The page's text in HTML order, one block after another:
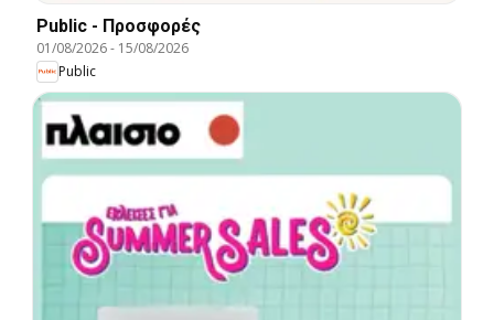
Public - Προσφορές
01/08/2026- 15/08/2026
Public